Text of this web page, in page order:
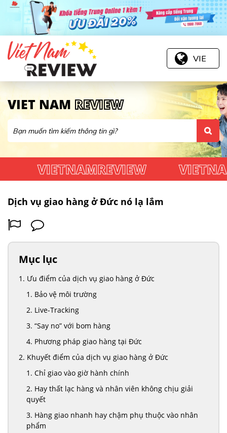
VIE
VIET NAM REVIEW
VIETNAMREVIEW
Dịch vụ giao hàng ở Đức nó lạ lắm
Mục lục
Ưu điểm của dịch vụ giao hàng ở Đức
Bảo vệ môi trường
Live-Tracking
“Say no” với bom hàng
Phương pháp giao hàng tại Đức
Khuyết điểm của dịch vụ giao hàng ở Đức
Chỉ giao vào giờ hành chính
Hay thất lạc hàng và nhân viên không chịu giải
quyết
Hàng giao nhanh hay chậm phụ thuộc vào nhân
phẩm